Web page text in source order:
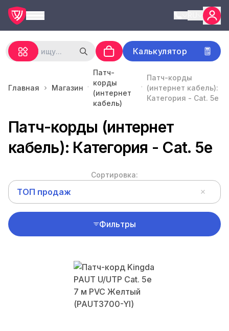
Калькулятор
Главная Магазин
Патч-
корды
(интернет
кабель)
Патч-корды
(интернет кабель):
Категория - Cat. 5e
Патч-корды (интернет
кабель): Категория - Cat. 5e
Сортировка:
ТОП продаж
Фильтры